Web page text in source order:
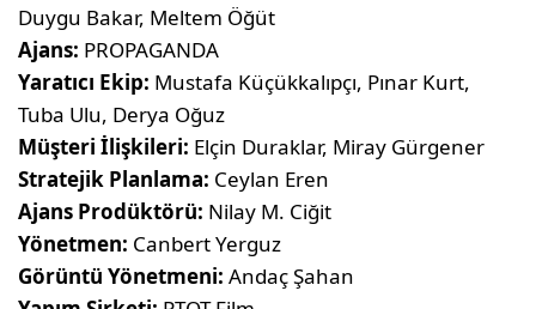
Duygu Bakar, Meltem Öğüt
Ajans: PROPAGANDA
Yaratıcı Ekip: Mustafa Küçükkalıpçı, Pınar Kurt,
Tuba Ulu, Derya Oğuz
Müşteri İlişkileri: Elçin Duraklar, Miray Gürgener
Stratejik Planlama: Ceylan Eren
Ajans Prodüktörü: Nilay M. Ciğit
Yönetmen: Canbert Yerguz
Görüntü Yönetmeni:Andaç Şahan